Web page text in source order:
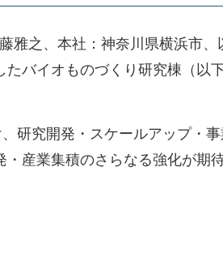
雅之、本社：神奈川県横浜市
バイオものづくり研究棟（以
研究開発・スケールアップ・
産業集積のさらなる強化が期待